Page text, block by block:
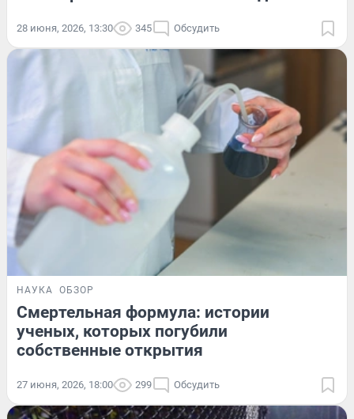
28 июня, 2026, 13:30 345 Обсудить
НАУКА ОБЗОР
Смертельная формула: истории
ученых, которых погубили
собственные открытия
27 июня, 2026, 18:00 299 Обсудить